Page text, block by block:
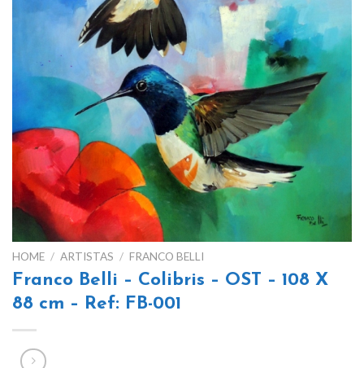
HOME / ARTISTAS / FRANCO BELLI
Franco Belli – Colibris – OST – 108 X
88 cm – Ref: FB-001